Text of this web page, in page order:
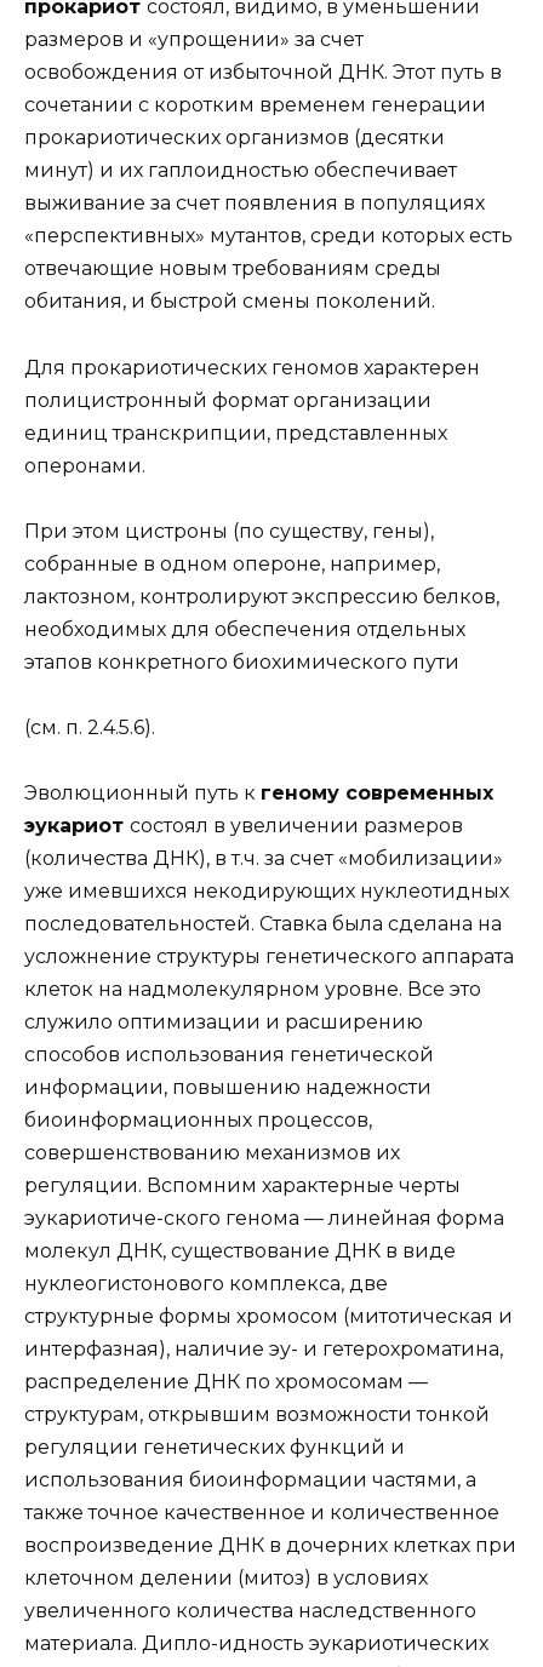
прокариот состоял, видимо, в уменьшении
размеров и «упрощении» за счет
освобождения от избыточной ДНК. Этот путь в
сочетании с коротким временем генерации
прокариотических организмов (десятки
минут) и их гаплоидностью обеспечивает
выживание за счет появления в популяциях
«перспективных» мутантов, среди которых есть
отвечающие новым требованиям среды
обитания, и быстрой смены поколений.
Для прокариотических геномов характерен
полицистронный формат организации
единиц транскрипции, представленных
оперонами.
При этом цистроны (по существу, гены),
собранные в одном опероне, например,
лактозном, контролируют экспрессию белков,
необходимых для обеспечения отдельных
этапов конкретного биохимического пути
(см. п. 2.4.5.6).
Эволюционный путь к геному современных
эукариот состоял в увеличении размеров
(количества ДНК), в т.ч. за счет «мобилизации»
уже имевшихся некодирующих нуклеотидных
последовательностей. Ставка была сделана на
усложнение структуры генетического аппарата
клеток на надмолекулярном уровне. Все это
служило оптимизации и расширению
способов использования генетической
информации, повышению надежности
биоинформационных процессов,
совершенствованию механизмов их
регуляции. Вспомним характерные черты
эукариотиче-ского генома — линейная форма
молекул ДНК, существование ДНК в виде
нуклеогистонового комплекса, две
структурные формы хромосом (митотическая и
интерфазная), наличие эу- и гетерохроматина,
распределение ДНК по хромосомам —
структурам, открывшим возможности тонкой
регуляции генетических функций и
использования биоинформации частями, а
также точное качественное и количественное
воспроизведение ДНК в дочерних клетках при
клеточном делении (митоз) в условиях
увеличенного количества наследственного
материала. Дипло-идность эукариотических